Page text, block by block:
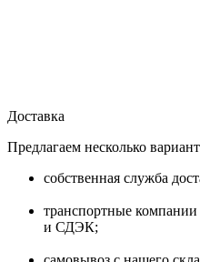
Доставка
Предлагаем несколько
собственная служба
транспортные
и СДЭК;